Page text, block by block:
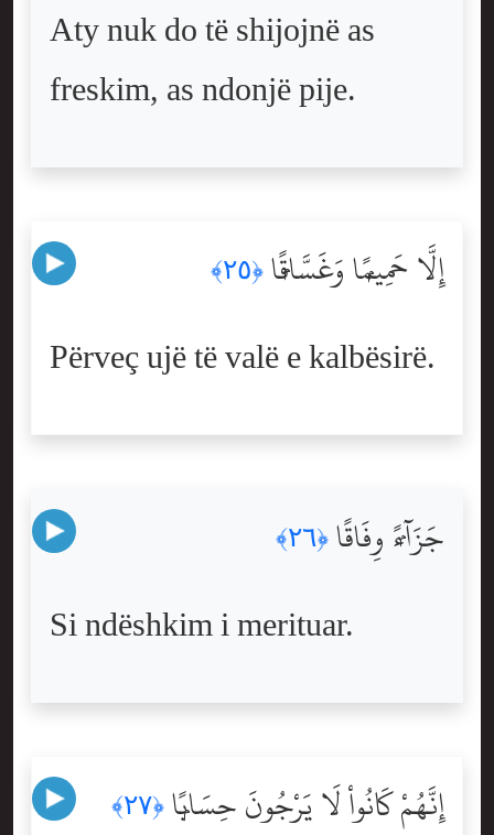
Aty nuk do të shijojnë as
freskim, as ndonjë pije.
إِلَّا حَمِيمًۭا وَغَسَّاقًۭا ﴿٢٥﴾
Përveç ujë të valë e kalbësirë.
جَزَآءًۭ وِفَاقًا ﴿٢٦﴾
Si ndëshkim i merituar.
إِنَّهُمْ كَانُواْ لَا يَرْجُونَ حِسَابًۭا ﴿٢٧﴾